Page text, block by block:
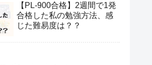
【PL-900合格】2週間で1発
合格した私の勉強方法、感
じた難易度は？？